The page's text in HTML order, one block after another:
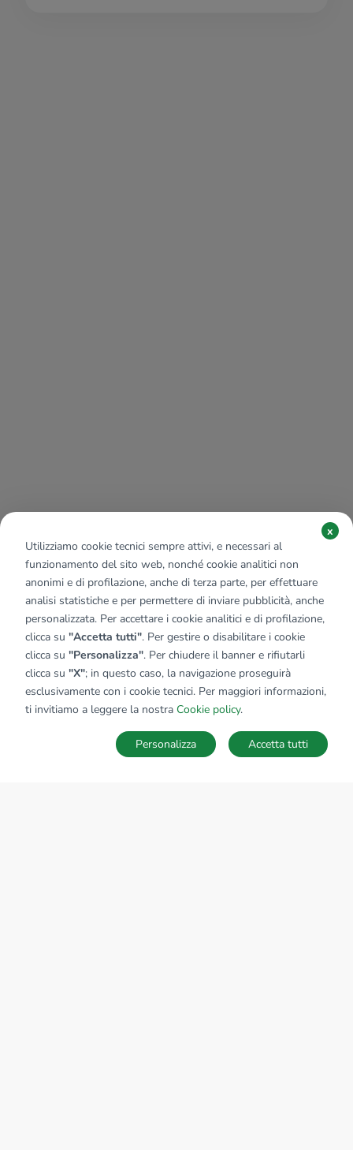
SALVA RICERCA
Utilizziamo cookie tecnici sempre attivi, e necessari al
funzionamento del sito web, nonché cookie analitici non
anonimi e di profilazione, anche di terza parte, per effettuare
analisi statistiche e per permettere di inviare pubblicità, anche
personalizzata. Per accettare i cookie analitici e di profilazione,
clicca su "Accetta tutti". Per gestire o disabilitare i cookie
clicca su "Personalizza". Per chiudere il banner e rifiutarli
clicca su "X"; in questo caso, la navigazione proseguirà
esclusivamente con i cookie tecnici. Per maggiori informazioni,
ti invitiamo a leggere la nostra Cookie policy.
x
Accetta tutti
Personalizza